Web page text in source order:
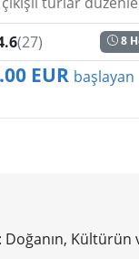
dolu ve de
şekilde
...
(27) 8
EUR başlayan
Doğanın, Kültürün